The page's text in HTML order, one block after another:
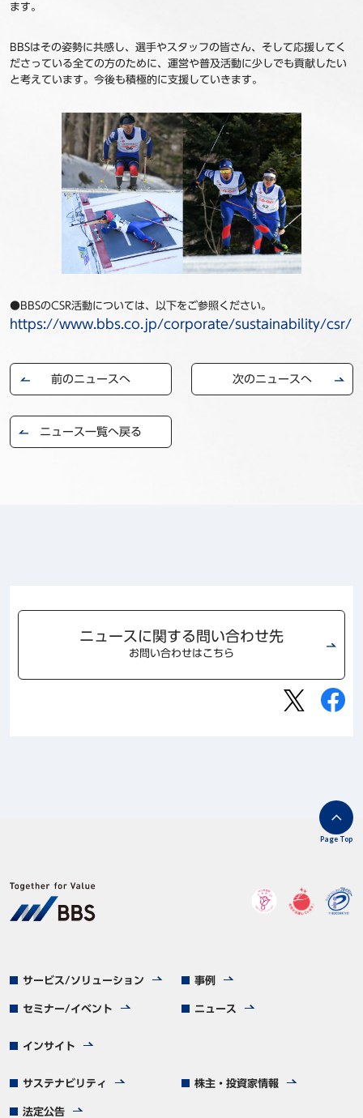
ます。
BBSはその姿勢に共感し、選手やスタッフの皆さん、そして応援してく
ださっている全ての方のために、運営や普及活動に少しでも貢献したい
と考えています。今後も積極的に支援していきます。
●BBSのCSR活動については、以下をご参照ください。
https://www.bbs.co.jp/corporate/sustainability/csr/
前のニュースへ 次のニュースへ
ニュース一覧へ戻る
ニュースに関する問い合わせ先
お問い合わせはこちら
サービス/ソリューション 事例
セミナー/イベント ニュース
インサイト
サステナビリティ 株主・投資家情報
法定公告
Page Top